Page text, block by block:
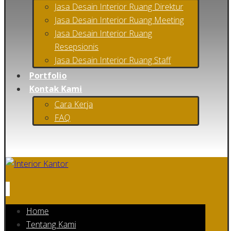
Jasa Desain Interior Ruang Direktur
Jasa Desain Interior Ruang Meeting
Jasa Desain Interior Ruang
Resepsionis
Jasa Desain Interior Ruang Staff
Portfolio
Kontak Kami
Cara Kerja
FAQ
Home
Tentang Kami